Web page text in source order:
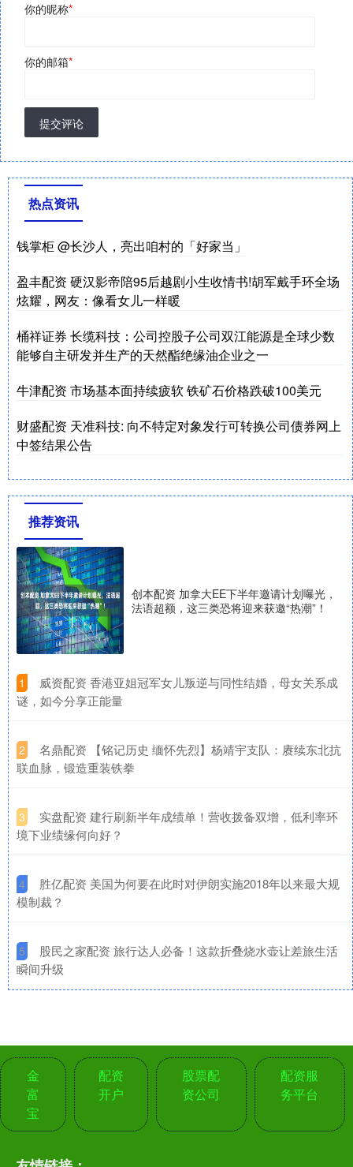
你的昵称*
你的邮箱*
提交评论
热点资讯
钱掌柜 @长沙人，亮出咱村的「好家当」
盈丰配资 硬汉影帝陪95后越剧小生收情书!胡军戴手环全场
炫耀，网友：像看女儿一样暖
桶祥证券 长缆科技：公司控股子公司双江能源是全球少数
能够自主研发并生产的天然酯绝缘油企业之一
牛津配资 市场基本面持续疲软 铁矿石价格跌破100美元
财盛配资 天准科技: 向不特定对象发行可转换公司债券网上
中签结果公告
推荐资讯
创本配资 加拿大EE下半年邀请计划曝光，
法语超额，这三类恐将迎来获邀“热潮”！
1
​威资配资 香港亚姐冠军女儿叛逆与同性结婚，母女关系成
谜，如今分享正能量
2
​名鼎配资 【铭记历史 缅怀先烈】杨靖宇支队：赓续东北抗
联血脉，锻造重装铁拳
3
​实盘配资 建行刷新半年成绩单！营收拨备双增，低利率环
境下业绩缘何向好？
4
​胜亿配资 美国为何要在此时对伊朗实施2018年以来最大规
模制裁？
5
​股民之家配资 旅行达人必备！这款折叠烧水壶让差旅生活
瞬间升级
金
富
宝
配资
开户
股票配
资公司
配资服
务平台